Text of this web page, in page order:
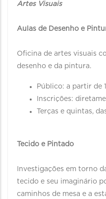
Artes Visuais
Aulas de Desenho e
Oficina de artes visuais
desenho e da pintura.
Público: a partir de
Inscrições:
Terças e quintas,
Tecido e Pintado
Investigações em torno
tecido e seu imaginário
caminhos de mesa e a